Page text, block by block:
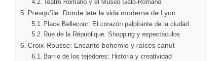
Teatro Romano y el Museo Galo-Romano
Presqu’île: Donde late la vida moderna de Lyon
Place Bellecour: El corazón palpitante de la ciudad
Rue de la République: Shopping y espectáculos
Croix-Rousse: Encanto bohemio y raíces canut
Barrio de los tejedores: Historia y creatividad